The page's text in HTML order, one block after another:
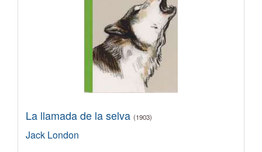
La llamada de la selva (1903)
Jack London